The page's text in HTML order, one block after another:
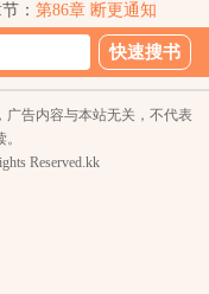
现...
： 第86章 断更通知
广告内容与本站无关，不代表
Reserved.kk